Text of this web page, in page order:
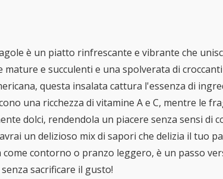
è un piatto rinfrescante e vibrante che
e succulenti e una spolverata di
questa insalata cattura l'essenza di
una ricchezza di vitamine A e C, mentre le
dolci, rendendola un piacere senza sensi di
un delizioso mix di sapori che delizia il tuo
contorno o pranzo leggero, è un passo
sacrificare il gusto!